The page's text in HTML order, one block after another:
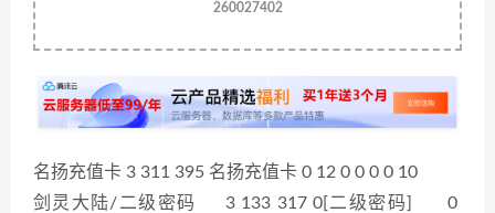
260027402
名扬充值卡 3 311 395 名扬充值卡 0 12 0 0 0 0 10
剑灵大陆/二级密码 3 133 317 0[二级密码] 0